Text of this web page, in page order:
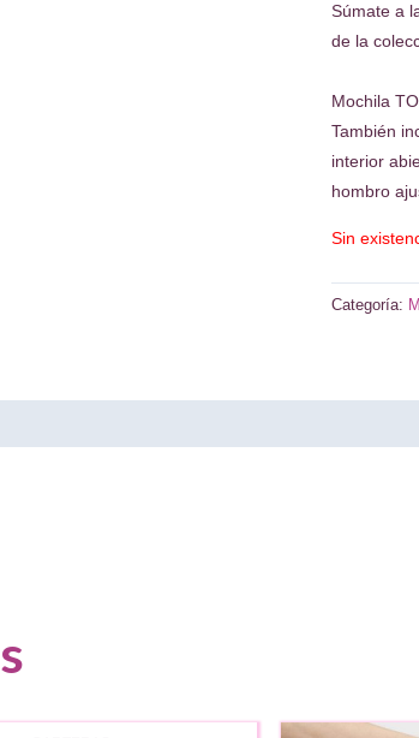
Súmate a
de la
Mochila
También
interior
hombro
Sin
Categoría: